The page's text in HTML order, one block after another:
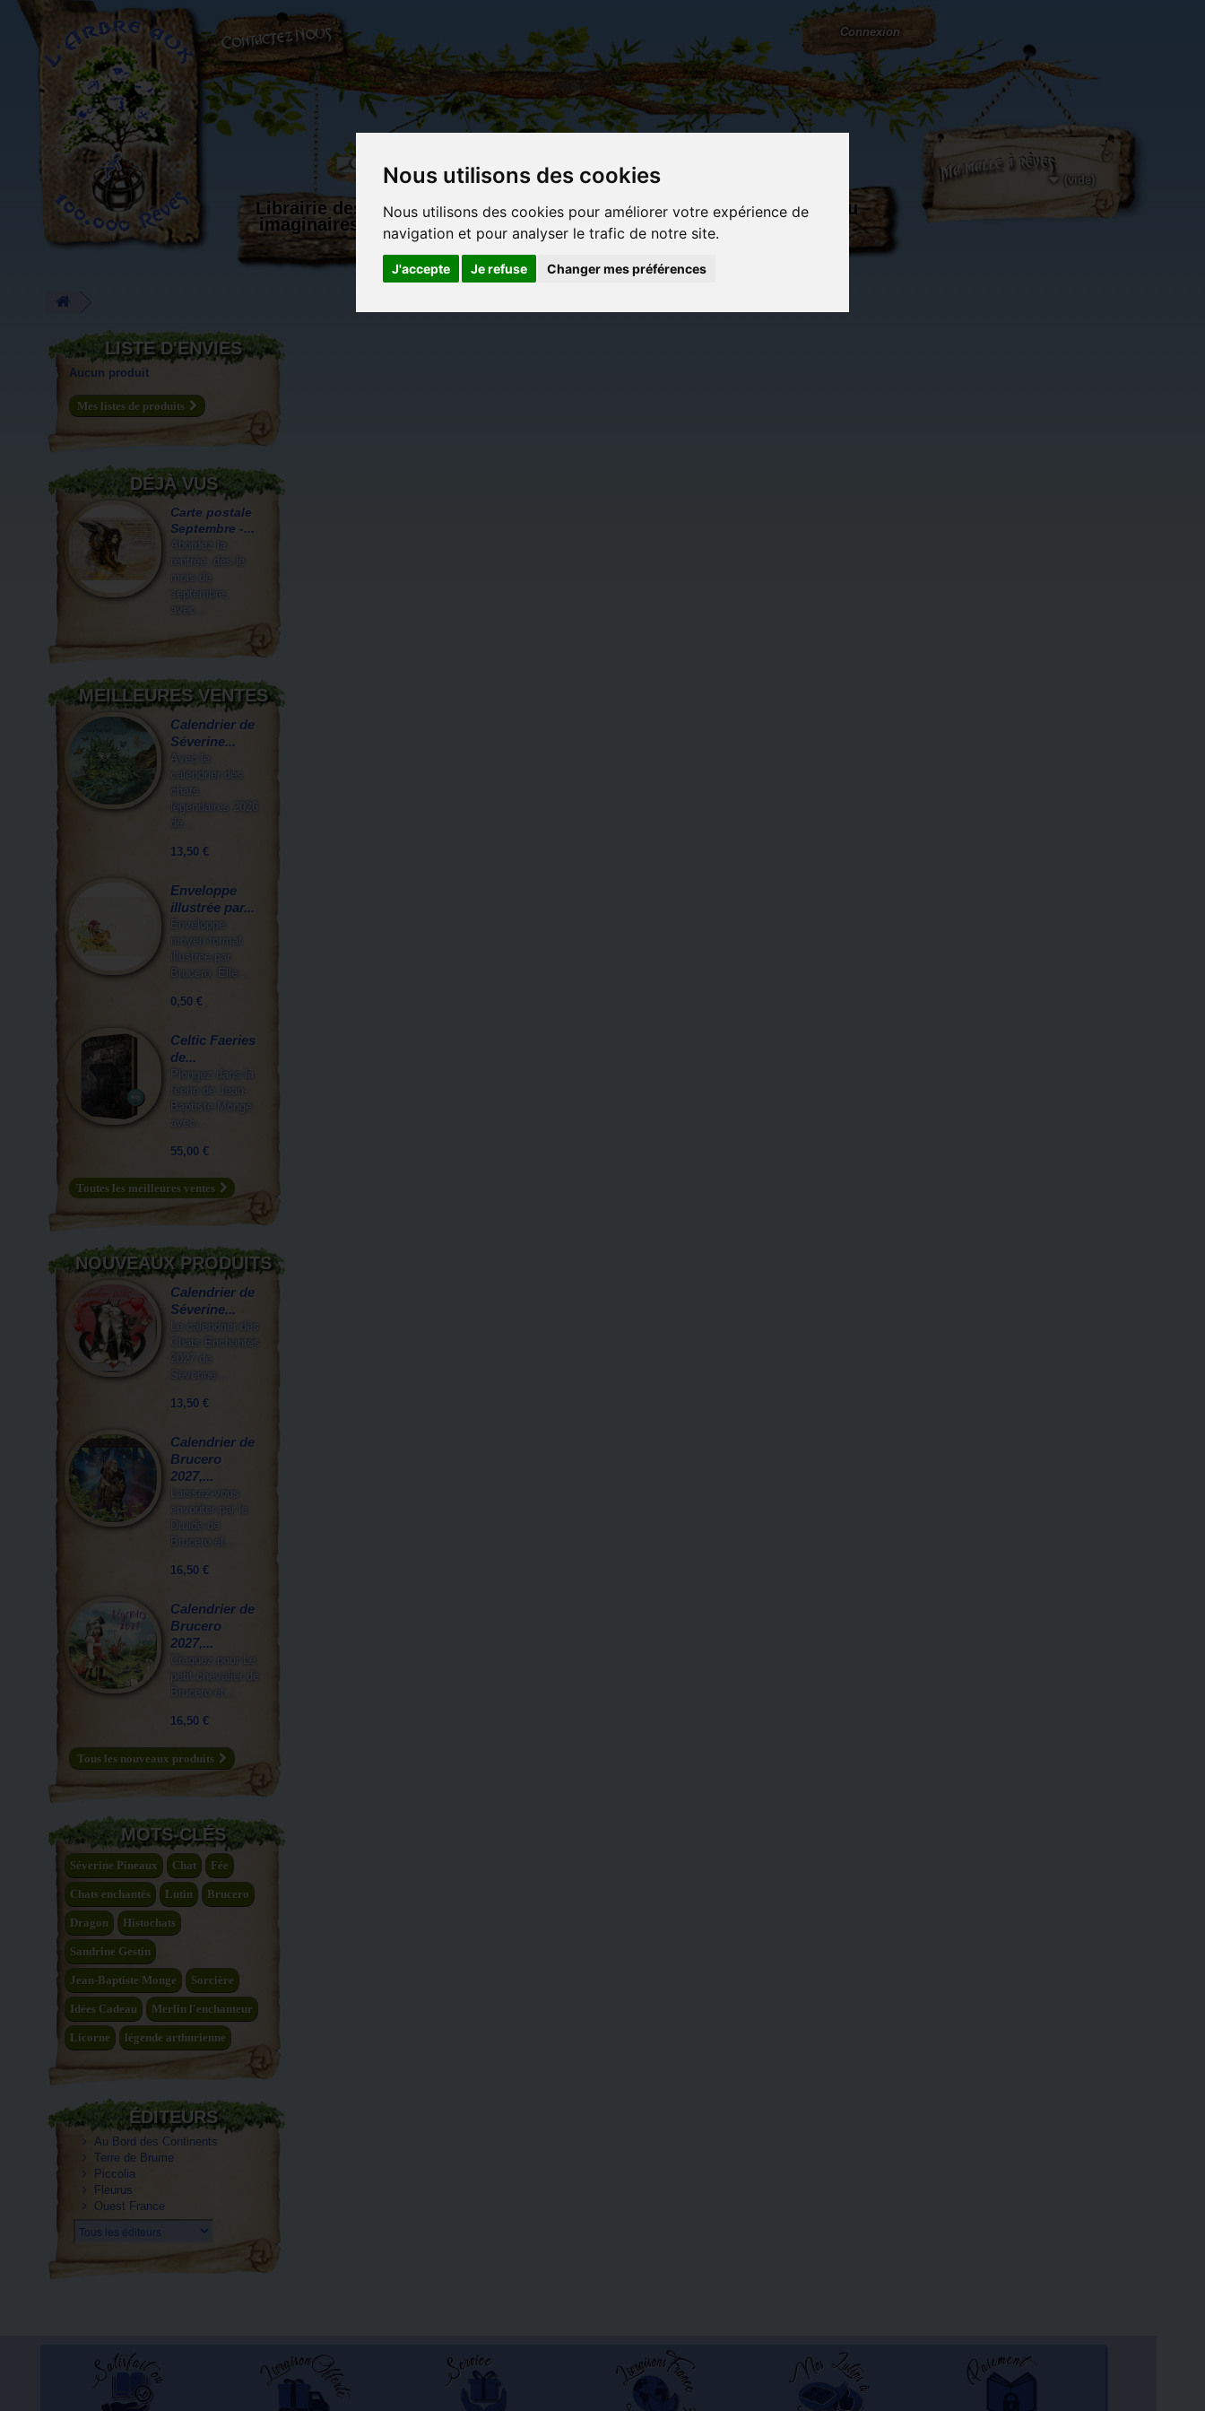
Nous utilisons des cookies
Nous utilisons des cookies pour améliorer votre expérience de
navigation et pour analyser le trafic de notre site.
J'accepte Je refuse Changer mes préférences
L'Arbre aux 100.000 Rêves
Connexion
(vide)
Librairie des
imaginaires
Carterie
papeterie
originale
Activités
manuelles,
détente et
Objets déco et
cadeaux
originaux
Du côté du
blog...
LISTE D'ENVIES
Aucun produit
Mes listes de produits
DÉJÀ VUS
Carte postale
Septembre -...
Abordez la
rentrée, dès le
mois de
septembre,
avec...
MEILLEURES VENTES
Calendrier de
Séverine...
Avec le
calendrier des
chats
légendaires 2026
de...
13,50 €
Enveloppe
illustrée par...
Enveloppe
moyen format
illustrée par
Brucero. Elle...
0,50 €
Celtic Faeries
de...
Plongez dans la
féerie de Jean-
Baptiste Monge
avec...
55,00 €
Toutes les meilleures ventes
NOUVEAUX PRODUITS
Calendrier de
Séverine...
Le calendrier des
Chats Enchantés
2027 de
Séverine...
13,50 €
Calendrier de
Brucero
2027,...
Laissez-vous
envoûter par le
Druide de
Brucero et...
16,50 €
Calendrier de
Brucero
2027,...
Craquez pour Le
petit chevalier de
Brucero et...
16,50 €
Tous les nouveaux produits
MOTS-CLÉS
Séverine Pineaux Chat Fée
Chats enchantés Lutin Brucero
Dragon Histochats
Sandrine Gestin
Jean-Baptiste Monge Sorcière
Idées Cadeau Merlin l'enchanteur
Licorne légende arthurienne
ÉDITEURS
Au Bord des Continents
Terre de Brume
Piccolia
Fleurus
Ouest France
Tous les éditeurs